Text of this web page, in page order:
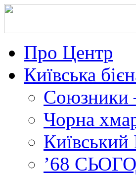
Про Центр
Київська
Союзники
Чорна
Київський
’68